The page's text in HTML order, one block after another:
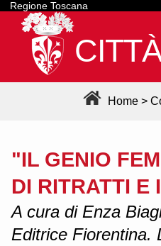
Regione Toscana
Home >
"IL GENIO
DI RITRATTI E
A cura di Enza
Editrice Fiorentina.